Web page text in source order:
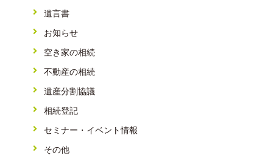
遺言書
お知らせ
空き家の相続
不動産の相続
遺産分割協議
相続登記
セミナー・イベント情報
その他